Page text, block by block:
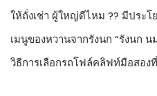
ให้ถั่งเช่า ผู้ใหญ่ดีไหม ?? มีประโ
เมนูของหวานจากรังนก “รังนก น
วิธีการเลือกรถโฟล์คลิฟท์มือสอง